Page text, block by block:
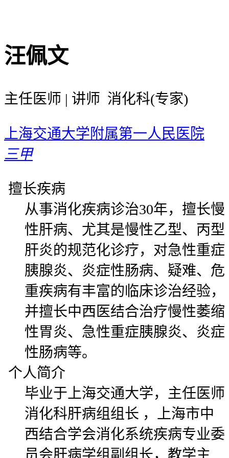
汪佩文
主任医师 | 讲师 消化科(专家)
上海交通大学附属第一人民医院
三甲
擅长疾病
从事消化疾病诊治30年，擅长慢
性肝病、尤其是慢性乙型、丙型
肝炎的规范化诊疗，对急性重症
胰腺炎、炎症性肠病、疑难、危
重疾病有丰富的临床诊治经验，
并擅长中西医结合治疗慢性萎缩
性胃炎、急性重症胰腺炎、炎症
性肠病等。
个人简介
毕业于上海交通大学，主任医师
消化科肝病组组长 ，上海市中
西结合学会消化系统疾病专业委
员会肝病学组副组长，教学主